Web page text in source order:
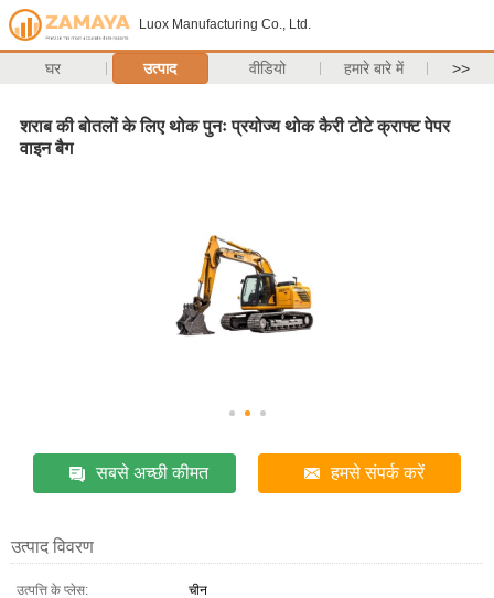
Luox Manufacturing Co., Ltd.
घर उत्पाद वीडियो हमारे बारे में >>
शराब की बोतलों के लिए थोक पुनः प्रयोज्य थोक कैरी टोटे क्राफ्ट पेपर
वाइन बैग
सबसे अच्छी कीमत हमसे संपर्क करें
उत्पाद विवरण
उत्पत्ति के प्लेस:
चीन